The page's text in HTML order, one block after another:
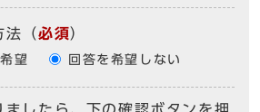
法 （必須）
望 回答を希望しない
ましたら、下の確認ボタンを押